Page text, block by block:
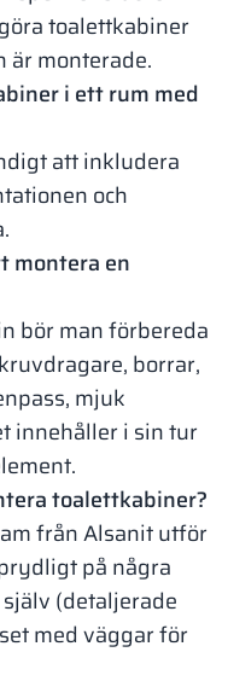
toalettkabiner
är monterade.
i ett rum med
att inkludera
och
montera en
bör man förbereda
borrar,
mjuk
innehåller i sin tur
toalettkabiner?
från Alsanit utför
på några
(detaljerade
med väggar för